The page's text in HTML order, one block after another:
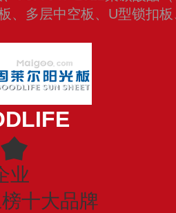
、多层中空板、U型锁扣
业
十大品牌